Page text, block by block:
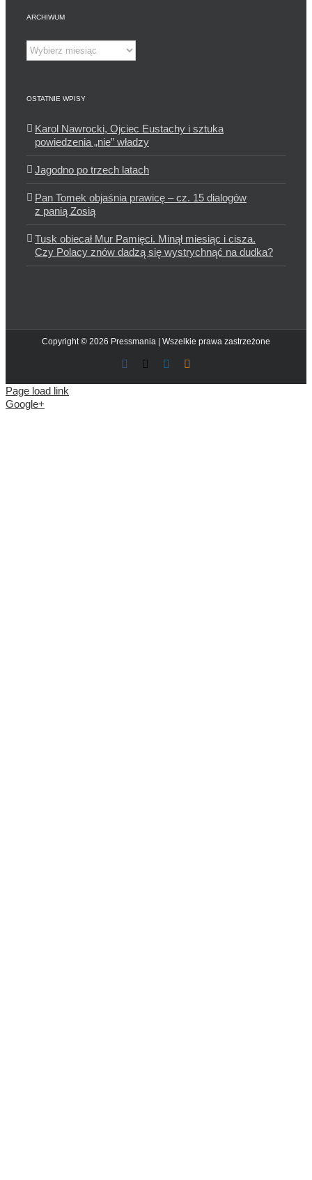
ARCHIWUM
Archiwum
OSTATNIE WPISY
Karol Nawrocki, Ojciec Eustachy i sztuka
powiedzenia „nie” władzy
Jagodno po trzech latach
Pan Tomek objaśnia prawicę – cz. 15 dialogów
z panią Zosią
Tusk obiecał Mur Pamięci. Minął miesiąc i cisza.
Czy Polacy znów dadzą się wystrychnąć na dudka?
Copyright © 2026 Pressmania | Wszelkie prawa zastrzeżone
Facebook LinkedIn
Page load link
Google+